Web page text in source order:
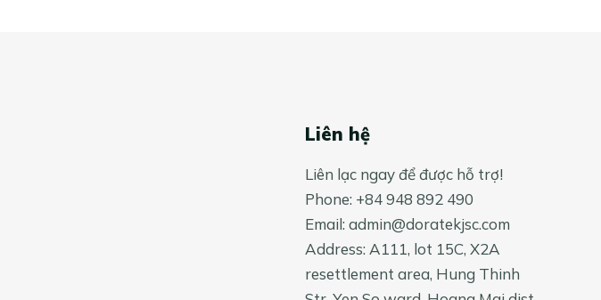
Liên hệ
Liên lạc ngay để được hỗ trợ!
Phone: +84 948 892 490
Email: admin@doratekjsc.com
Address: A111, lot 15C, X2A
resettlement area, Hung Thinh